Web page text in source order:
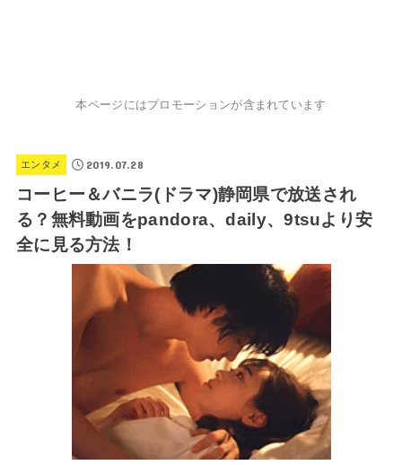
本ページにはプロモーションが含まれています
エンタメ 2019.07.28
コーヒー＆バニラ(ドラマ)静岡県で放送され
る？無料動画をpandora、daily、9tsuより安
全に見る方法！